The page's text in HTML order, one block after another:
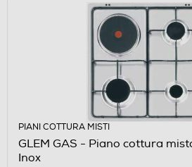
PIANI COTTURA MISTI
GLEM GAS - Piano cottura
Inox